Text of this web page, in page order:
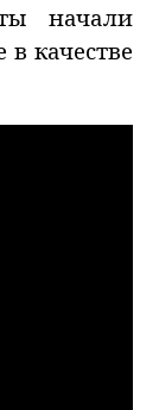
начали
в качестве